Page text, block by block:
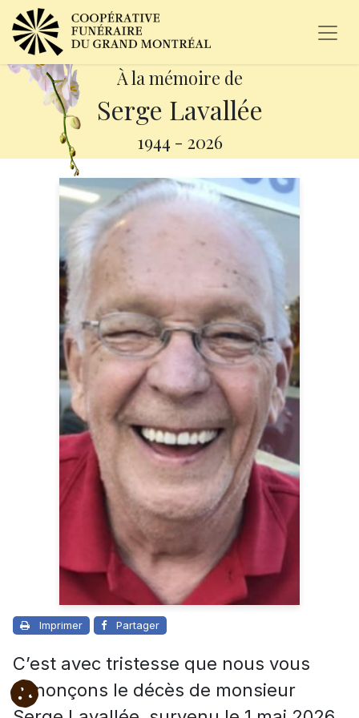
À la mémoire de
Serge Lavallée
1944 - 2026
Imprimer Partager
C’est avec tristesse que nous vous
annonçons le décès de monsieur